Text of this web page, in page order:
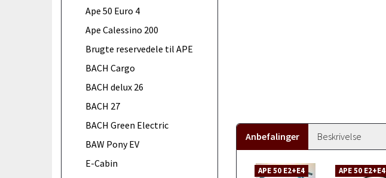
Ape 50 Euro 4
Ape Calessino 200
Brugte reservedele til APE
BACH Cargo
BACH delux 26
BACH 27
BACH Green Electric
BAW Pony EV
E-Cabin
Anbefalinger Beskrivelse
APE 50 E2+E4 APE 50 E2+E4